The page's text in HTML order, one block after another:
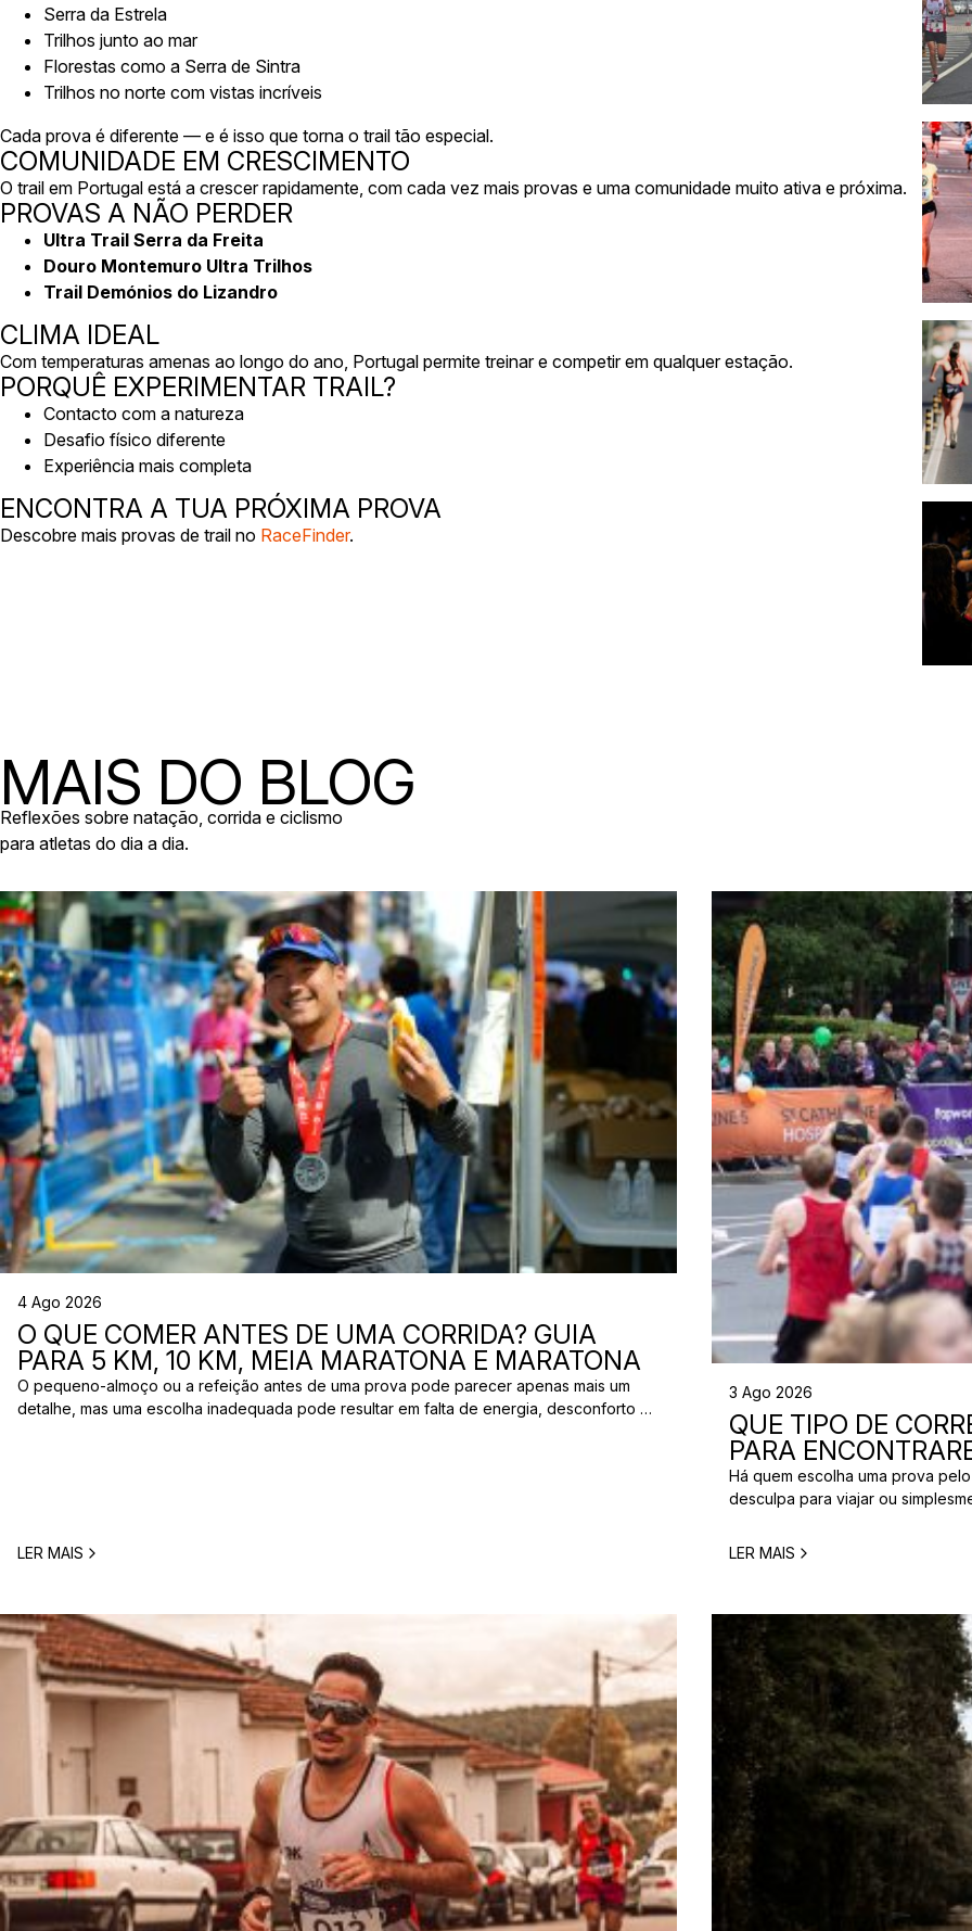
Serra da Estrela
Trilhos junto ao mar
Florestas como a Serra de Sintra
Trilhos no norte com vistas incríveis
Cada prova é diferente — e é isso que torna o trail tão especial.
COMUNIDADE EM CRESCIMENTO
O trail em Portugal está a crescer rapidamente, com cada vez mais provas e uma comunidade muito ativa e próxima.
PROVAS A NÃO PERDER
Ultra Trail Serra da Freita
Douro Montemuro Ultra Trilhos
Trail Demónios do Lizandro
CLIMA IDEAL
Com temperaturas amenas ao longo do ano, Portugal permite treinar e competir em qualquer estação.
PORQUÊ EXPERIMENTAR TRAIL?
Contacto com a natureza
Desafio físico diferente
Experiência mais completa
ENCONTRA A TUA PRÓXIMA PROVA
Descobre mais provas de trail no RaceFinder.
MAIS DO BLOG
Reflexões sobre natação, corrida e ciclismo
para atletas do dia a dia.
4 Ago 2026
O QUE COMER ANTES DE UMA CORRIDA? GUIA
PARA 5 KM, 10 KM, MEIA MARATONA E MARATONA
O pequeno-almoço ou a refeição antes de uma prova pode parecer apenas mais um
detalhe, mas uma escolha inadequada pode resultar em falta de energia, desconforto no
LER MAIS
3 Ago 2026
QUE TIPO DE
PARA
Há quem escolha uma prova
desculpa para viajar ou
perfeita para um corredor pode
LER MAIS